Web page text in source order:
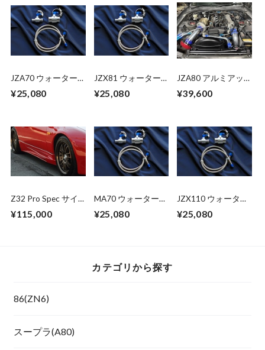
JZA70 ウォーター
¥25,080
JZX81 ウォーター
¥25,080
JZA80 アルミアッ
パスキット
¥39,600
Z32 Pro Spec サイ
¥115,000
MA70 ウォーターバ
¥25,080
JZX110 ウォーター
¥25,080
カテゴリから探す
86(ZN6)
スープラ(A80)